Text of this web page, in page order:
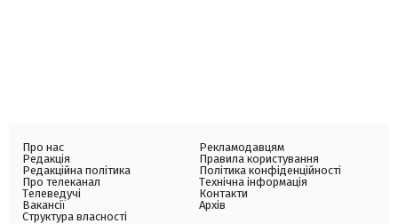
Про нас
Редакція
Редакційна політика
Про телеканал
Телеведучі
Вакансії
Структура власності
Рекламодавцям
Правила користування
Політика конфіденційності
Технічна інформація
Контакти
Архів